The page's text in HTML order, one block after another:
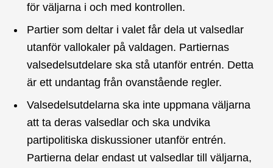
för väljarna i och med kontrollen.
Partier som deltar i valet får dela ut valsedlar
utanför vallokaler på valdagen. Partiernas
valsedelsutdelare ska stå utanför entrén. Detta
är ett undantag från ovanstående regler.
Valsedelsutdelarna ska inte uppmana väljarna
att ta deras valsedlar och ska undvika
partipolitiska diskussioner utanför entrén.
Partierna delar endast ut valsedlar till väljarna,